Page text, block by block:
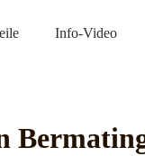
Info-Video